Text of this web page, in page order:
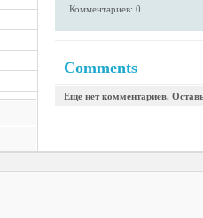
Комментариев: 0
Comments
Еще нет комментариев.